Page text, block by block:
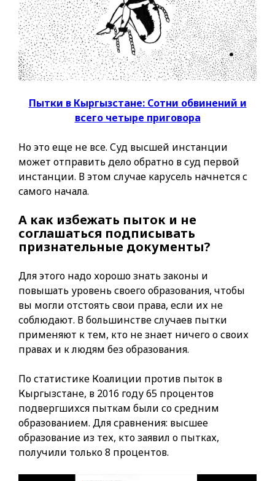
Пытки в Кыргызстане: Сотни обвинений и
всего четыре приговора
Но это еще не все. Суд высшей инстанции
может отправить дело обратно в суд первой
инстанции. В этом случае карусель начнется с
самого начала.
А как избежать пыток и не
соглашаться подписывать
признательные документы?
Для этого надо хорошо знать законы и
повышать уровень своего образования, чтобы
вы могли отстоять свои права, если их не
соблюдают. В большинстве случаев пытки
применяют к тем, кто не знает ничего о своих
правах и к людям без образования.
По статистике Коалиции против пыток в
Кыргызстане, в 2016 году 65 процентов
подвергшихся пыткам были со средним
образованием. Для сравнения: высшее
образование из тех, кто заявил о пытках,
получили только 8 процентов.